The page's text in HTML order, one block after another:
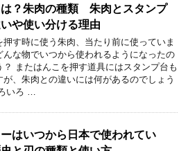
？朱肉の種類 朱肉とスタンプ
や使い分ける理由
押す時に使う朱肉、当たり前に使っていま
んな物でいつから使われるようになったの
？ またはんこを押す道具にはスタンプ台も
が、朱肉との違いには何があるのでしょう
いろ …
はいつから日本で使われてい